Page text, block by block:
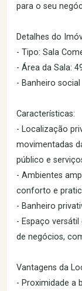
para o seu
Detalhes do
- Tipo: Sala
- Área da Sala:
- Banheiro social
Características:
- Localização
movimentadas
público e
- Ambientes
conforto e
- Banheiro
- Espaço
de negócios,
Vantagens da
- Proximidade a